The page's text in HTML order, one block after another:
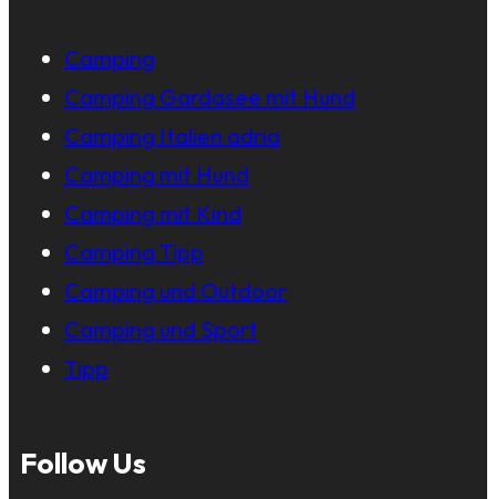
Camping
Camping Gardasee mit Hund
Camping Italien adria
Camping mit Hund
Camping mit Kind
Camping Tipp
Camping und Outdoor
Camping und Sport
Tipp
Follow Us